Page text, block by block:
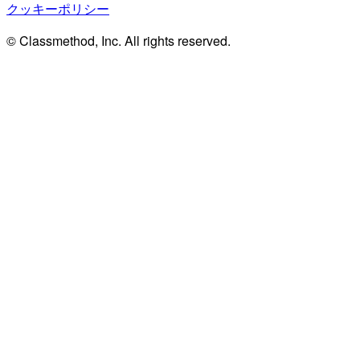
クッキーポリシー
© Classmethod, Inc. All rights reserved.